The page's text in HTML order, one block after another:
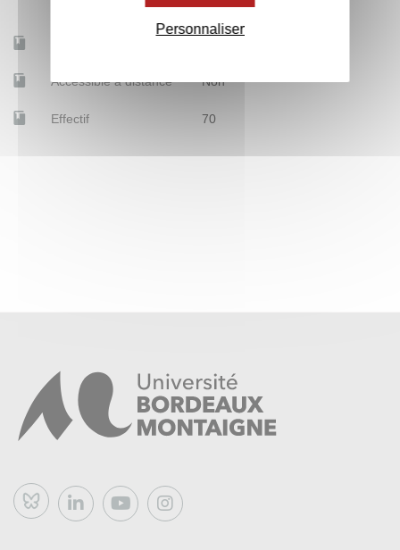
Accessible à distance Non
Effectif 70
Bluesky
Personnaliser